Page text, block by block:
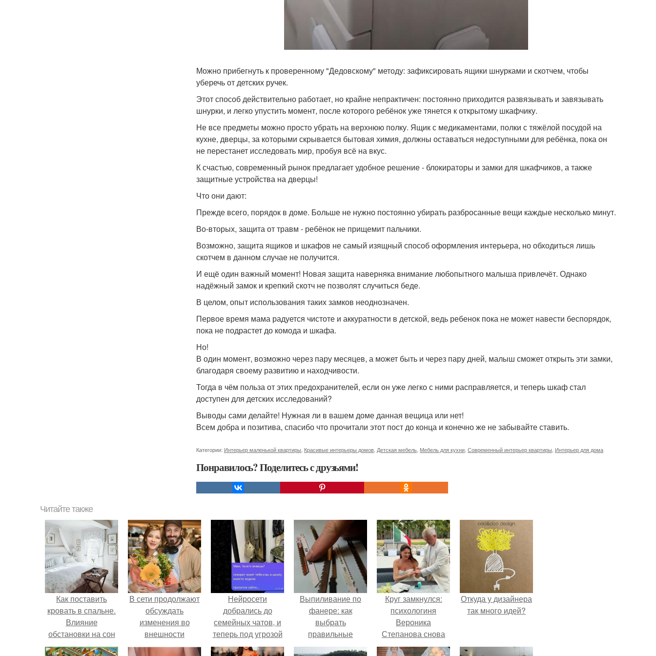
Можно прибегнуть к проверенному "Дедовскому" методу: зафиксировать ящики шнурками и скотчем, чтобы
уберечь от детских ручек.
Этот способ действительно работает, но крайне непрактичен: постоянно приходится развязывать и завязывать
шнурки, и легко упустить момент, после которого ребёнок уже тянется к открытому шкафчику.
Не все предметы можно просто убрать на верхнюю полку. Ящик с медикаментами, полки с тяжёлой посудой на
кухне, дверцы, за которыми скрывается бытовая химия, должны оставаться недоступными для ребёнка, пока он
не перестанет исследовать мир, пробуя всё на вкус.
К счастью, современный рынок предлагает удобное решение - блокираторы и замки для шкафчиков, а также
защитные устройства на дверцы!
Что они дают:
Прежде всего, порядок в доме. Больше не нужно постоянно убирать разбросанные вещи каждые несколько минут.
Во-вторых, защита от травм - ребёнок не прищемит пальчики.
Возможно, защита ящиков и шкафов не самый изящный способ оформления интерьера, но обходиться лишь
скотчем в данном случае не получится.
И ещё один важный момент! Новая защита наверняка внимание любопытного малыша привлечёт. Однако
надёжный замок и крепкий скотч не позволят случиться беде.
В целом, опыт использования таких замков неоднозначен.
Первое время мама радуется чистоте и аккуратности в детской, ведь ребенок пока не может навести беспорядок,
пока не подрастет до комода и шкафа.
Но!
В один момент, возможно через пару месяцев, а может быть и через пару дней, малыш сможет открыть эти замки,
благодаря своему развитию и находчивости.
Тогда в чём польза от этих предохранителей, если он уже легко с ними расправляется, и теперь шкаф стал
доступен для детских исследований?
Выводы сами делайте! Нужная ли в вашем доме данная вещица или нет!
Всем добра и позитива, спасибо что прочитали этот пост до конца и конечно же не забывайте ставить.
Категории: Интерьер маленькой квартиры Красивые интерьеры домов Детская мебель Мебель для кухни Современный интерьер квартиры Интерьер для дома
Понравилось? Поделитесь с друзьями!
Читайте также
Как поставить
кровать в спальне.
Влияние
обстановки на сон
В сети продолжают
обсуждать
изменения во
внешности
актрисы.
Нейросети
добрались до
семейных чатов, и
теперь под угрозой
мамины нервы.
Выпиливание по
фанере: как
выбрать
правильные
лобзики
Круг замкнулся:
психологиня
Вероника
Степанова снова
вышла замуж за
Откуда у дизайнера
так много идей?